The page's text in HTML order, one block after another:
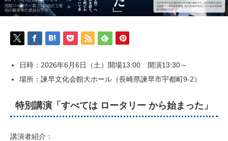
日時：2026年6月6日（土）開場13:00 開演13:30～
場所：諫早文化会館大ホール（長崎県諫早市宇都町9-2）
特別講演「すべては ロータリー から始まった」
講演者紹介：